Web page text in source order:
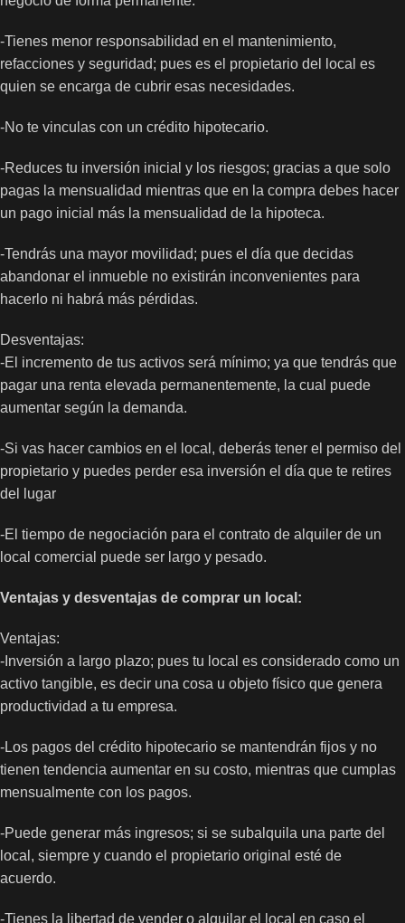
-Tienes menor responsabilidad en el mantenimiento,
refacciones y seguridad; pues es el propietario del local es
quien se encarga de cubrir esas necesidades.
-No te vinculas con un crédito hipotecario.
-Reduces tu inversión inicial y los riesgos; gracias a que solo
pagas la mensualidad mientras que en la compra debes hacer
un pago inicial más la mensualidad de la hipoteca.
-Tendrás una mayor movilidad; pues el día que decidas
abandonar el inmueble no existirán inconvenientes para
hacerlo ni habrá más pérdidas.
Desventajas:
-El incremento de tus activos será mínimo; ya que tendrás que
pagar una renta elevada permanentemente, la cual puede
aumentar según la demanda.
-Si vas hacer cambios en el local, deberás tener el permiso del
propietario y puedes perder esa inversión el día que te retires
del lugar
-El tiempo de negociación para el contrato de alquiler de un
local comercial puede ser largo y pesado.
Ventajas y desventajas de comprar un local:
Ventajas:
-Inversión a largo plazo; pues tu local es considerado como un
activo tangible, es decir una cosa u objeto físico que genera
productividad a tu empresa.
-Los pagos del crédito hipotecario se mantendrán fijos y no
tienen tendencia aumentar en su costo, mientras que cumplas
mensualmente con los pagos.
-Puede generar más ingresos; si se subalquila una parte del
local, siempre y cuando el propietario original esté de
acuerdo.
-Tienes la libertad de vender o alquilar el local en caso el